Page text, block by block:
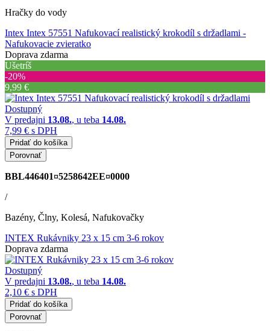
Hračky do vody
Intex Intex 57551 Nafukovací realistický krokodíl s držadlami -
Nafukovacie zvieratko
Doprava zdarma
Ušetríš
‐20%
9,99 €
Dostupný
V predajni 13.08., u teba 14.08.
7,99 € s DPH
Pridať do košíka
Porovnať
BBL446401¤5258642EE¤0000
/
Bazény, Člny, Kolesá, Nafukovačky
INTEX Rukávniky 23 x 15 cm 3-6 rokov
Doprava zdarma
Dostupný
V predajni 13.08., u teba 14.08.
2,10 € s DPH
Pridať do košíka
Porovnať